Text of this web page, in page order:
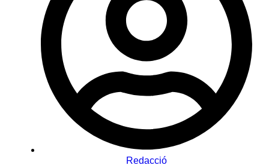
Redacció